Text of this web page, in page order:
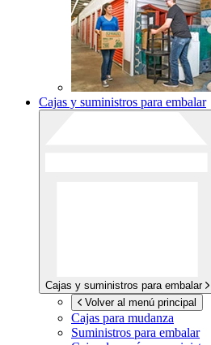
Cajas y suministros para embalar
Cajas y suministros para embalar
Volver al menú principal
Cajas para mudanza
Suministros para embalar